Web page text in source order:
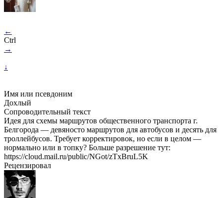
←
Ctrl
→
↓
Имя или псевдоним
Дохлый
Сопроводительный текст
Идея для схемы маршрутов общественного транспорта г.
Белгорода — девяносто маршрутов для автобусов и десять для
троллейбусов. Требует корректировок, но если в целом —
нормально или в топку? Больше разрешение тут:
https://cloud.mail.ru/public/NGot/zTxBruL5K
Рецензировал